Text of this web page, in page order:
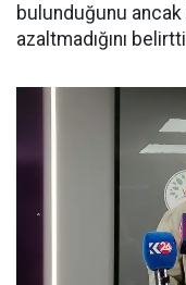
bulunduğunu
azaltmadığını